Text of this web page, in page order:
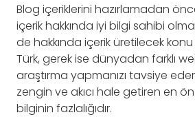
Blog içeriklerini hazırlamadan
içerik hakkında iyi bilgi sahibi
de hakkında içerik üretilecek konu
Türk, gerek ise dünyadan farklı
araştırma yapmanızı tavsiye
zengin ve akıcı hale getiren en
bilginin fazlalığıdır.